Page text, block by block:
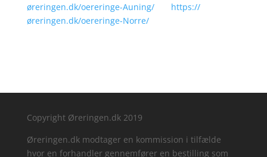
øreringen.dk/oereringe-Auning/
https://
øreringen.dk/oereringe-Norre/
Copyright Øreringen.dk 2019
Øreringen.dk modtager en kommission i tilfælde
hvor en forhandler gennemfører en bestilling som